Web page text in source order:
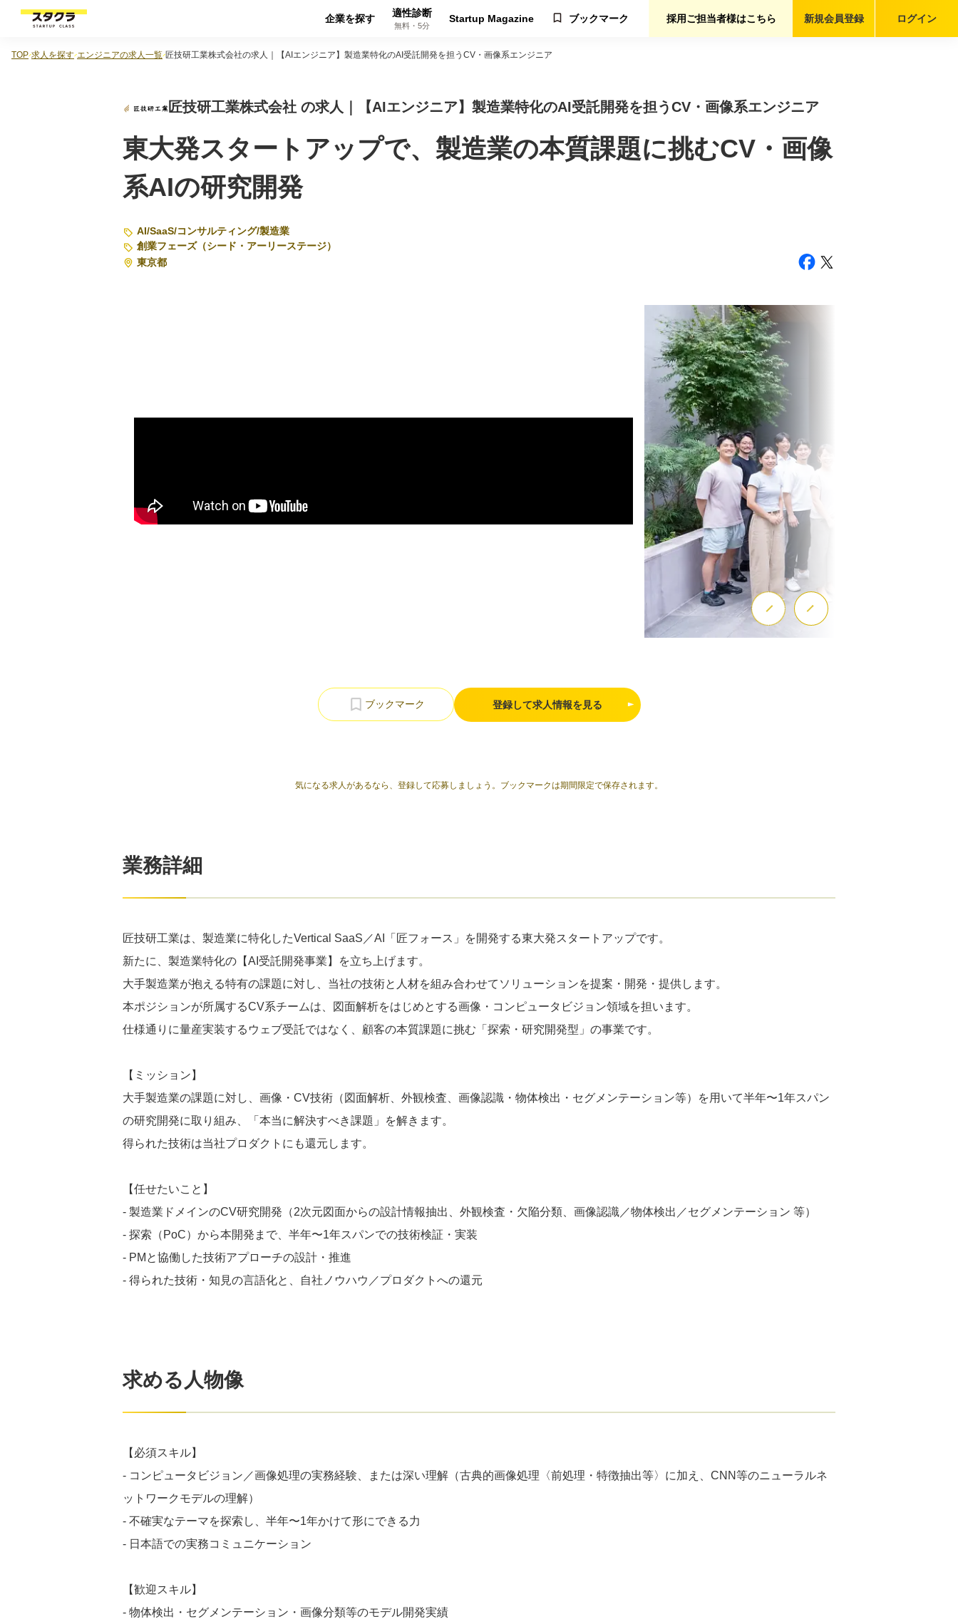
企業を探す 適性診断
無料・5分
Startup Magazine ブックマーク 採用ご担当者様はこちら ログイン
新規会員登録
TOP 求人を探す エンジニアの求人一覧 匠技研工業株式会社の求人｜【AIエンジニア】製造業特化のAI受託開発を担うCV・画像系エンジニア
匠技研工業株式会社 の求人｜【AIエンジニア】製造業特化のAI受託開発を担うCV・画像系エンジニア
東大発スタートアップで、製造業の本質課題に挑むCV・画像
系AIの研究開発
AI/SaaS/コンサルティング/製造業
創業フェーズ（シード・アーリーステージ）
東京都
登録して求人情報を見る
気になる求人があるなら、登録して応募しましょう。ブックマークは期間限定で保存されます。
業務詳細
匠技研工業は、製造業に特化したVertical SaaS／AI「匠フォース」を開発する東大発スタートアップです。
新たに、製造業特化の【AI受託開発事業】を立ち上げます。
大手製造業が抱える特有の課題に対し、当社の技術と人材を組み合わせてソリューションを提案・開発・提供します。
本ポジションが所属するCV系チームは、図面解析をはじめとする画像・コンピュータビジョン領域を担います。
仕様通りに量産実装するウェブ受託ではなく、顧客の本質課題に挑む「探索・研究開発型」の事業です。
【ミッション】
大手製造業の課題に対し、画像・CV技術（図面解析、外観検査、画像認識・物体検出・セグメンテーション等）を用いて半年〜1年スパン
の研究開発に取り組み、「本当に解決すべき課題」を解きます。
得られた技術は当社プロダクトにも還元します。
【任せたいこと】
- 製造業ドメインのCV研究開発（2次元図面からの設計情報抽出、外観検査・欠陥分類、画像認識／物体検出／セグメンテーション 等）
- 探索（PoC）から本開発まで、半年〜1年スパンでの技術検証・実装
- PMと協働した技術アプローチの設計・推進
- 得られた技術・知見の言語化と、自社ノウハウ／プロダクトへの還元
求める人物像
【必須スキル】
- コンピュータビジョン／画像処理の実務経験、または深い理解（古典的画像処理〈前処理・特徴抽出等〉に加え、CNN等のニューラルネ
ットワークモデルの理解）
- 不確実なテーマを探索し、半年〜1年かけて形にできる力
- 日本語での実務コミュニケーション
【歓迎スキル】
- 物体検出・セグメンテーション・画像分類等のモデル開発実績